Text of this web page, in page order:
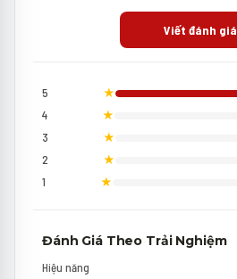
Viết đánh giá
5 ★
4
★
3
★
2
★
1
★
Đánh Giá Theo Trải Nghiệm
Hiệu năng